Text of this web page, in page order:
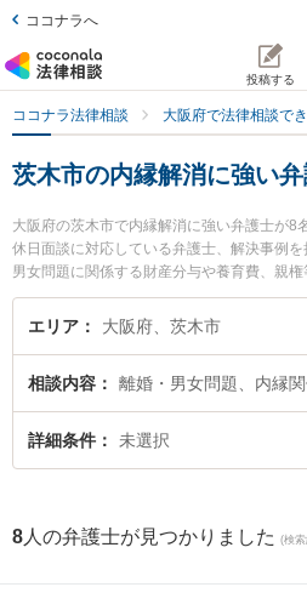
ココナラへ
投稿する
ココナラ法律相談 大阪府で法律相談で
茨木市の内縁解消に強い
大阪府の茨木市で内縁解消に強い弁護士が8
休日面談に対応している弁護士、解決事例
男女問題に関係する財産分与や養育費、親
もでき便利です。特に柏葉法律事務所の河
ひ法律事務所の谷井 光弁護士、葉方法律事
ラブル解決の実績豊富な近くの弁護士を検
消を法律相談できる茨木市内の弁護士に相
者さんにおすすめです。
エリア 大阪府、茨木市
相談内容 離婚・男女問題、内縁
詳細条件 未選択
8 人の弁護士が見つかりました (検